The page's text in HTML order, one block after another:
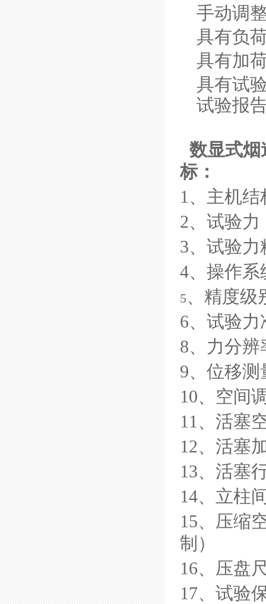
手动调
具有负
具有加
具有试
试验报
数显式
标：
1、主机
2、试验力
3、试验力
4、操作
5、精度级
6、试验力
8、力分辨
9、位移测
10、空间
11、活塞
12、活塞
13、活塞
14、立柱
15、压缩
制）
16、压盘
17、试验